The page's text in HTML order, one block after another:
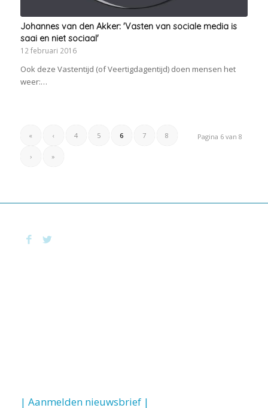
Johannes van den Akker: 'Vasten van sociale media is
saai en niet sociaal'
12 februari 2016
Ook deze Vastentijd (of Veertigdagentijd) doen mensen het
weer:…
Pagina 6 van 8
« ‹ 4 5 6 7 8
› »
| Aanmelden nieuwsbrief |